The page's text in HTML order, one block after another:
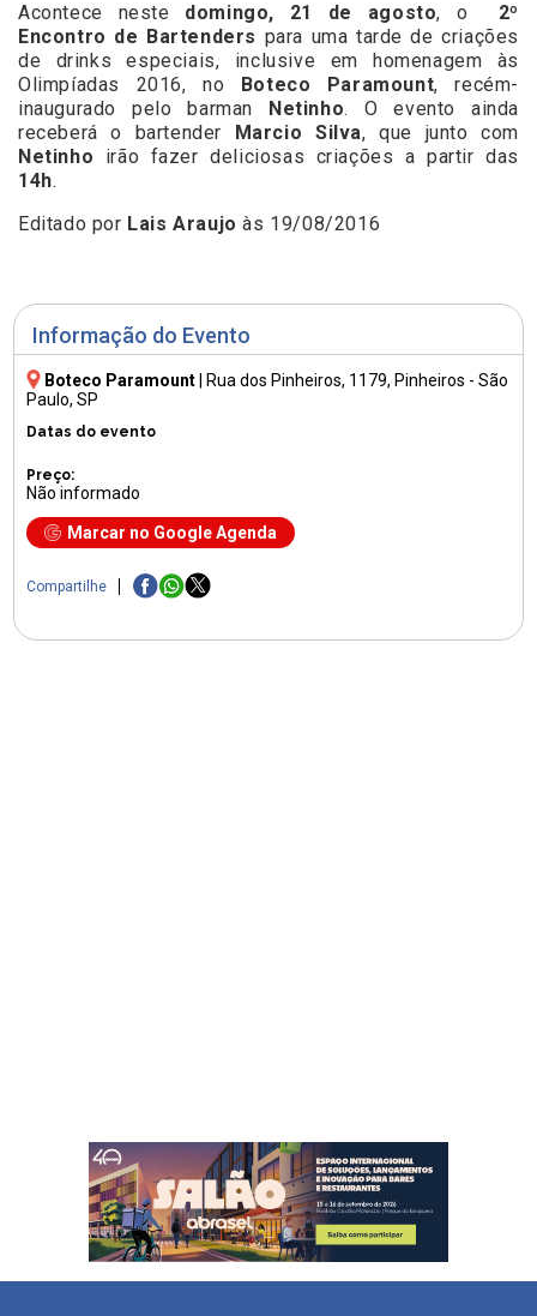
Informação do Evento
Boteco Paramount Rua dos Pinheiros, 1179, Pinheiros - São
Paulo, SP
Datas do evento
Preço:
Não informado
Marcar no Google Agenda
Compartilhe
Acontece neste domingo, 21 de agosto, o 2º
Encontro de Bartenders para uma tarde de criações
de drinks especiais, inclusive em homenagem às
Olimpíadas 2016, no
Boteco Paramount, recém-
inaugurado pelo barman
Netinho. O evento ainda
receberá o bartender
Marcio Silva, que junto com
Netinho irão fazer deliciosas criações a partir das
14h.
Editado por Lais Araujo às 19/08/2016